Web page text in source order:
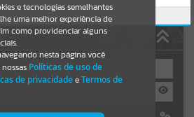
Por favor, aguarde...
Por favor, aguarde...
e tecnologias semelhantes
uma melhor experiência de
como providenciar alguns
nesta página você
Políticas de uso de
de privacidadeeTermos de